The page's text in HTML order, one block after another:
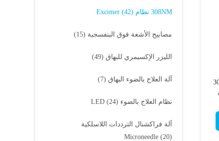
308NM نظام Excimer (42)
مصابيح الأشعة فوق البنفسجية (15)
الليزر الإكسيمري للبهاق (49)
آلة العلاج بالضوء البهاق (7)
نظام العلاج بالضوء LED (24)
آلة فراكشنال الترددات اللاسلكية
Microneedle (20)
واقية 308